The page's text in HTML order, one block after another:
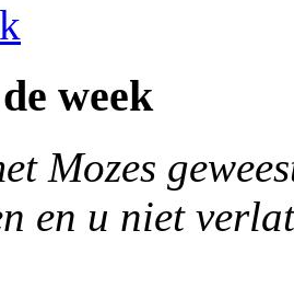
week
Mozes
en u niet